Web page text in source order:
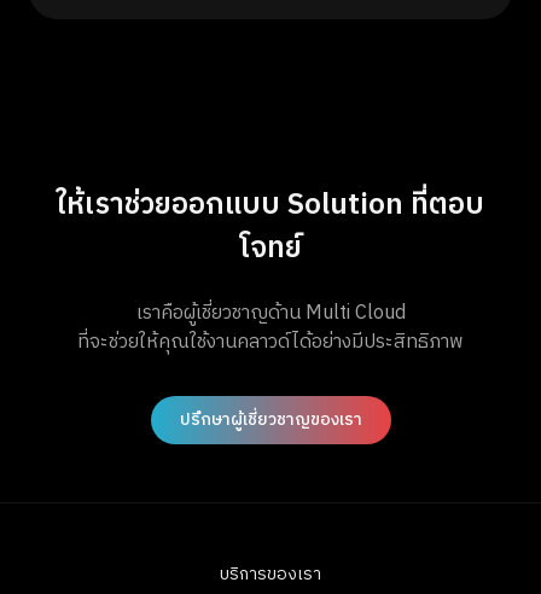
ให้เราช่วยออกแบบ Solution ที่ตอบ
โจทย์
เราคือผู้เชี่ยวชาญด้าน Multi Cloud
ที่จะช่วยให้คุณใช้งานคลาวด์ได้อย่างมีประสิทธิภาพ
ปรึกษาผู้เชี่ยวชาญของเรา
บริการของเรา